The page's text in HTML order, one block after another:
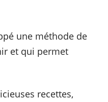
une méthode de
et qui permet
recettes,